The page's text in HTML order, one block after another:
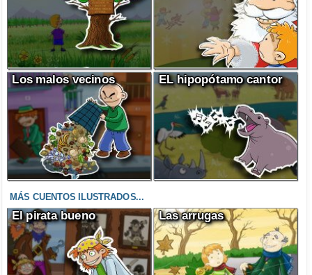
Los malos vecinos EL hipopótamo cantor
MÁS CUENTOS ILUSTRADOS...
El pirata bueno Las arrugas